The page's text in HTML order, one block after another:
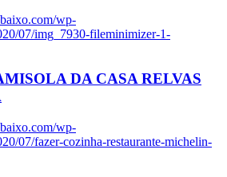
wp-
07/img_7930-fileminimizer-1-
DA CASA RELVAS
wp-
07/fazer-cozinha-restaurante-michelin-